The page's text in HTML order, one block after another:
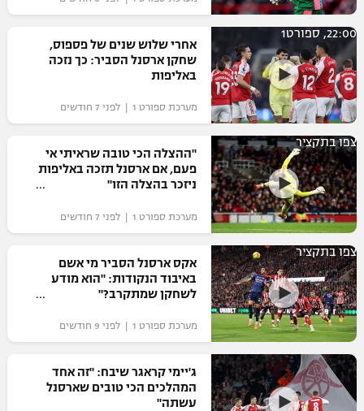
הצטרפות לחבילת הערוצים
לוח דרושים – ג'ובנט
תגיות
המגזין
22:00, ספורט1
אחרי שלוש שנים של פספוס,
שחקן ארסנל הסביר: כך נזכה
באליפות
מערכת ספורט 1 | לפני 7 חודשים
צפו בתקציר
"ההצלה הכי טובה שראיתי אי
פעם, אם ארסנל תזכה באליפות
ניזכר בהצלה הזו"
מערכת ספורט 1 | לפני 7 חודשים
צפו בתקציר
אקס ארסנל הסביר מי אשם
באיבוד הנקודות: "הוא מודע
לשחקן שמתקרב?"
מערכת ספורט 1 | לפני 9 חודשים
ג'יימי קראגר שיבח: "זה אחד
המהלכים הכי טובים שארסנל
עשתה"